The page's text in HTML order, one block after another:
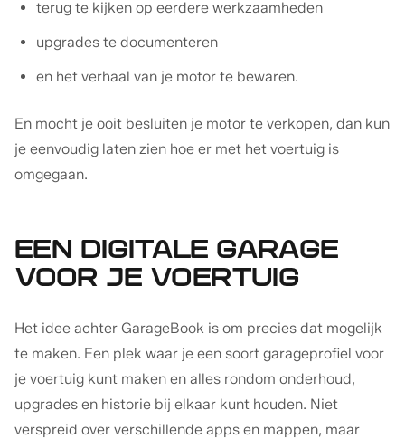
terug te kijken op eerdere werkzaamheden
upgrades te documenteren
en het verhaal van je motor te bewaren.
En mocht je ooit besluiten je motor te verkopen, dan kun
je eenvoudig laten zien hoe er met het voertuig is
omgegaan.
EEN DIGITALE GARAGE
VOOR JE VOERTUIG
Het idee achter GarageBook is om precies dat mogelijk
te maken. Een plek waar je een soort garageprofiel voor
je voertuig kunt maken en alles rondom onderhoud,
upgrades en historie bij elkaar kunt houden. Niet
verspreid over verschillende apps en mappen, maar